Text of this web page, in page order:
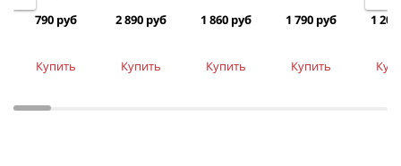
790 руб
Купить
2 890 руб
Купить
1 860 руб
Купить
1 790 руб
Купить
1